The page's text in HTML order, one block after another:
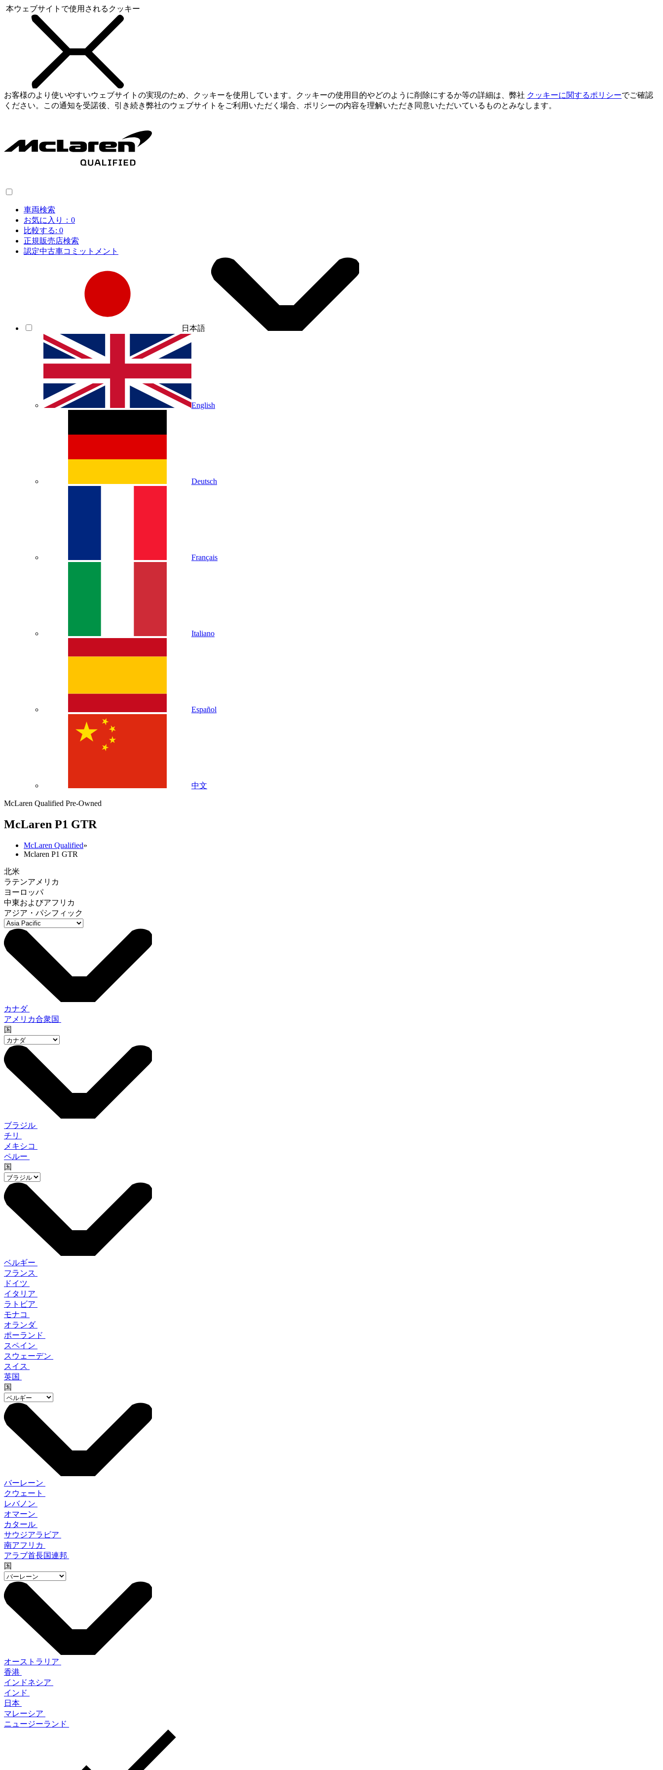
本ウェブサイトで使用されるクッキー
お客様のより使いやすいウェブサイトの実現のため、クッキーを使用しています。クッキーの使用目的やどのように削除にするか等の詳細は、弊社 クッキーに関するポリシーでご確認
ください。この通知を受諾後、引き続き弊社のウェブサイトをご利用いただく場合、ポリシーの内容を理解いただき同意いただいているものとみなします。
車両検索
お気に入り： 0
比較する: 0
正規販売店検索
認定中古車コミットメント
日本語
English
Deutsch
Français
Italiano
Español
中文
McLaren Qualified Pre-Owned
McLaren P1 GTR
McLaren Qualified»
Mclaren P1 GTR
北米
ラテンアメリカ
ヨーロッパ
中東およびアフリカ
アジア・パシフィック
カナダ
アメリカ合衆国
国
ブラジル
チリ
メキシコ
ペルー
国
ベルギー
フランス
ドイツ
イタリア
ラトビア
モナコ
オランダ
ポーランド
スペイン
スウェーデン
スイス
英国
国
バーレーン
クウェート
レバノン
オマーン
カタール
サウジアラビア
南アフリカ
アラブ首長国連邦
国
オーストラリア
香港
インドネシア
インド
日本
マレーシア
ニュージーランド